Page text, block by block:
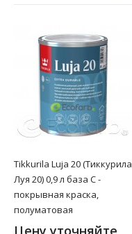
Tikkurila Luja 20 (Тиккурила
Луя 20) 0,9 л база C -
покрывная краска,
полуматовая
Цену уточняйте